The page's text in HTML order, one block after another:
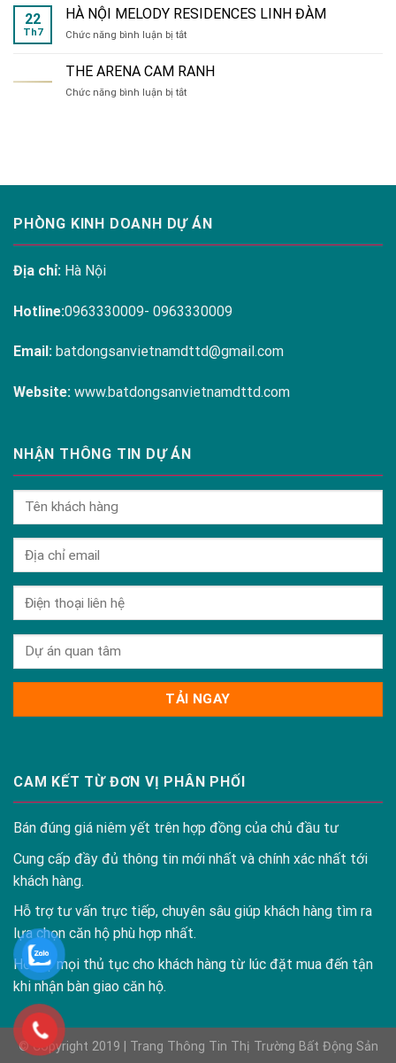
tiện
ích
đa
tại
Melody
22
Th7
HÀ NỘI MELODY RESIDENCES LINH ĐÀM
Chức năng bình luận bị tắtở
NỘI
MELODY
RESIDENCES
THE ARENA CAM RANH
Chức năng bình luận bị tắtở
PHÒNG KINH DOANH DỰ ÁN
Địa chỉ: Hà Nội
Hotline:0963330009- 0963330009
Email: batdongsanvietnamdttd@gmail.com
Website: www.batdongsanvietnamdttd.com
NHẬN THÔNG TIN DỰ ÁN
CAM KẾT TỪ ĐƠN VỊ PHÂN PHỐI
Bán đúng giá niêm yết trên hợp đồng của chủ đầu tư
Cung cấp đầy đủ thông tin mới nhất và chính xác nhất tới
khách hàng.
Hỗ trợ tư vấn trực tiếp, chuyên sâu giúp khách hàng tìm ra
lựa chọn căn hộ phù hợp nhất.
Hỗ trợ mọi thủ tục cho khách hàng từ lúc đặt mua đến tận
khi nhận bàn giao căn hộ.
© Copyright 2019 | Trang Thông Tin Thị Trường Bất Động Sản